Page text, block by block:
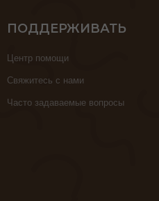
ПОДДЕРЖИВАТЬ
Центр помощи
Свяжитесь с нами
Часто задаваемые вопросы